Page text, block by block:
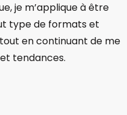
je m’applique à être
type de formats et
en continuant de me
tendances.